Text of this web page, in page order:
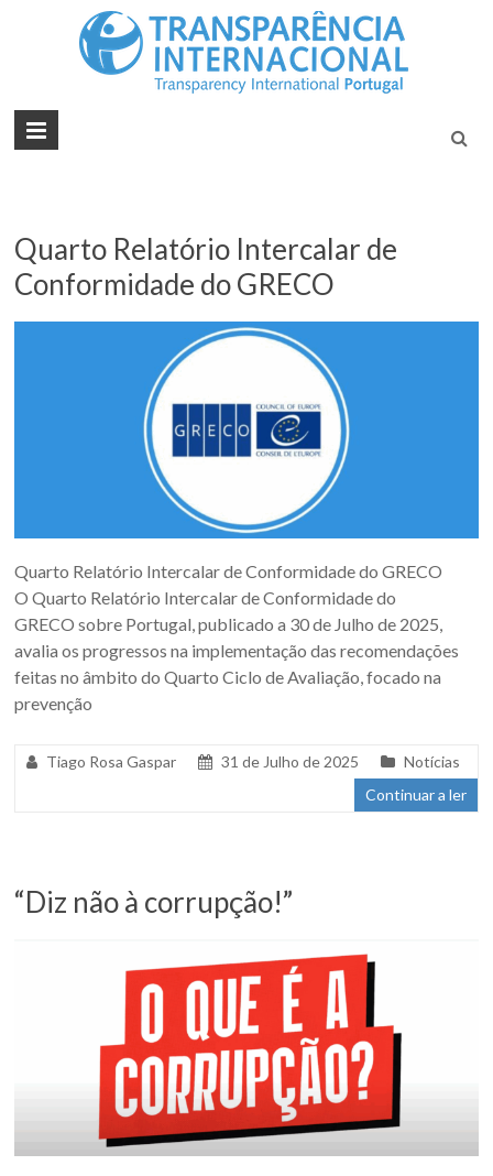
Quarto Relatório Intercalar de
Conformidade do GRECO
Quarto Relatório Intercalar de Conformidade do GRECO
O Quarto Relatório Intercalar de Conformidade do
GRECO sobre Portugal, publicado a 30 de Julho de 2025,
avalia os progressos na implementação das recomendações
feitas no âmbito do Quarto Ciclo de Avaliação, focado na
prevenção
Tiago Rosa Gaspar 31 de Julho de 2025
Notícias
Continuar a ler
“Diz não à corrupção!”